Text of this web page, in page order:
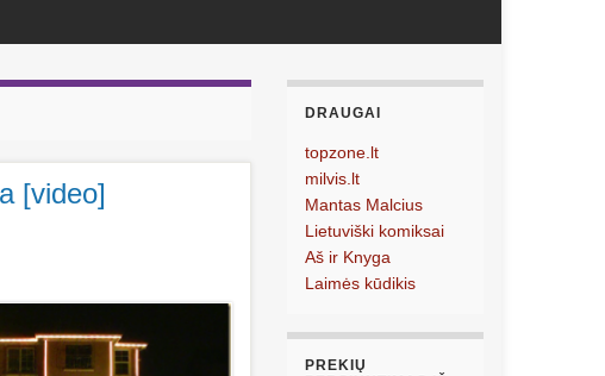
[video]
DRAUGAI
topzone.lt
milvis.lt
Mantas Malcius
Lietuviški komiksai
Aš ir Knyga
Laimės kūdikis
PREKIŲ